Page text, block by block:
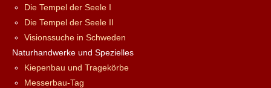
Die Tempel der Seele I
Die Tempel der Seele II
Visionssuche in Schweden
Naturhandwerke und Spezielles
Kiepenbau und Tragekörbe
Messerbau-Tag